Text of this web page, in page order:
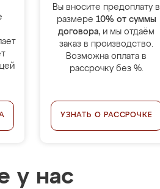
Вы вносите предоплату в
размере 10% от суммы
договора, и мы отдаём
заказ в производство.
Возможна оплата в
рассрочку без %.
УЗНАТЬ О РАССРОЧКЕ
у нас